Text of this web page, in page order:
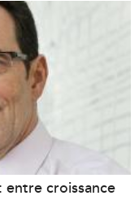
entre croissance